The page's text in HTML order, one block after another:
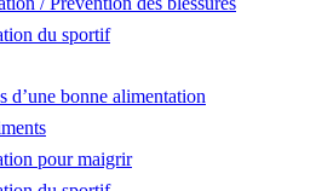
du sportif
d’une bonne alimentation
pour maigrir